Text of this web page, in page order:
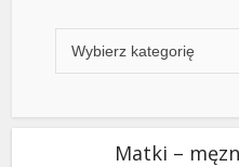
Matki –